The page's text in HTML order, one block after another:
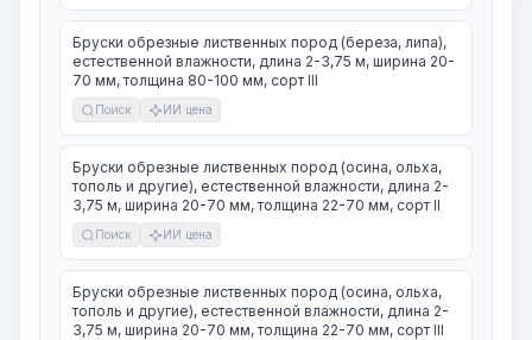
Бруски обрезные лиственных пород (береза, липа),
естественной влажности, длина 2-3,75 м, ширина 20-
70 мм, толщина 80-100 мм, сорт III
Поиск ИИ цена
Бруски обрезные лиственных пород (осина, ольха,
тополь и другие), естественной влажности, длина 2-
3,75 м, ширина 20-70 мм, толщина 22-70 мм, сорт II
Поиск ИИ цена
Бруски обрезные лиственных пород (осина, ольха,
тополь и другие), естественной влажности, длина 2-
3,75 м, ширина 20-70 мм, толщина 22-70 мм, сорт III